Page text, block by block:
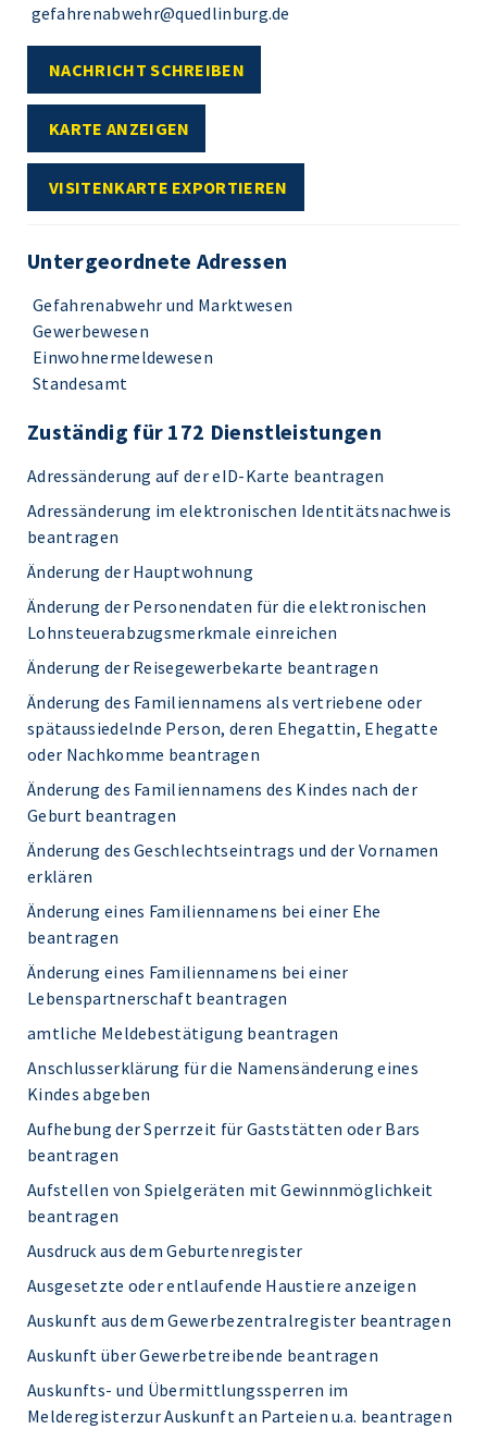
gefahrenabwehr@quedlinburg.de
NACHRICHT SCHREIBEN
KARTE ANZEIGEN
VISITENKARTE EXPORTIEREN
Untergeordnete Adressen
Gefahrenabwehr und Marktwesen
Gewerbewesen
Einwohnermeldewesen
Standesamt
Zuständig für 172 Dienstleistungen
Adressänderung auf der eID-Karte beantragen
Adressänderung im elektronischen Identitätsnachweis
beantragen
Änderung der Hauptwohnung
Änderung der Personendaten für die elektronischen
Lohnsteuerabzugsmerkmale einreichen
Änderung der Reisegewerbekarte beantragen
Änderung des Familiennamens als vertriebene oder
spätaussiedelnde Person, deren Ehegattin, Ehegatte
oder Nachkomme beantragen
Änderung des Familiennamens des Kindes nach der
Geburt beantragen
Änderung des Geschlechtseintrags und der Vornamen
erklären
Änderung eines Familiennamens bei einer Ehe
beantragen
Änderung eines Familiennamens bei einer
Lebenspartnerschaft beantragen
amtliche Meldebestätigung beantragen
Anschlusserklärung für die Namensänderung eines
Kindes abgeben
Aufhebung der Sperrzeit für Gaststätten oder Bars
beantragen
Aufstellen von Spielgeräten mit Gewinnmöglichkeit
beantragen
Ausdruck aus dem Geburtenregister
Ausgesetzte oder entlaufende Haustiere anzeigen
Auskunft aus dem Gewerbezentralregister beantragen
Auskunft über Gewerbetreibende beantragen
Auskunfts- und Übermittlungssperren im
Melderegisterzur Auskunft an Parteien u.a. beantragen